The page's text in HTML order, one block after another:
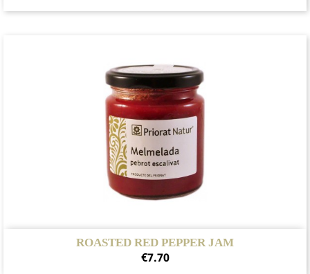
ROASTED RED PEPPER JAM
Price
€7.70